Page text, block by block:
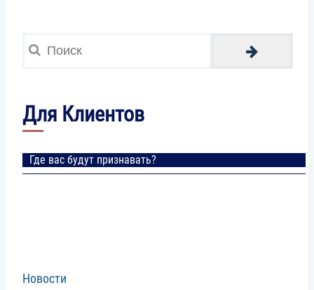
Для Клиентов
Где вас будут признавать?
Новости